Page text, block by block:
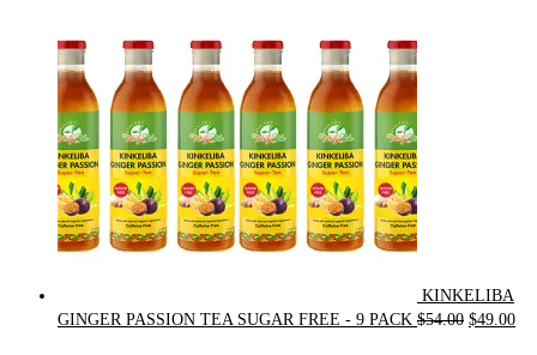
KINKELIBA
GINGER PASSION TEA SUGAR FREE - 9 PACK $54.00 Original
$49.00